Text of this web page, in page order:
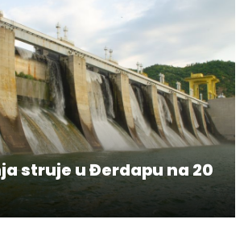
struje u Đerdapu na 20